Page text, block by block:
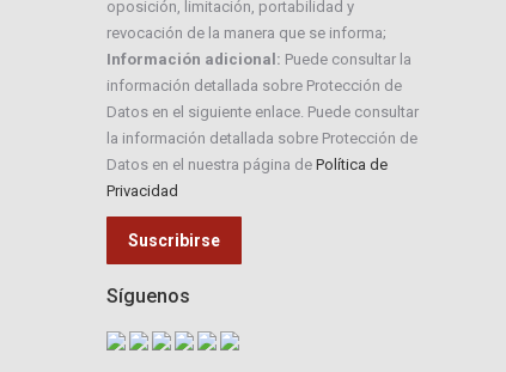
oposición, limitación, portabilidad y
revocación de la manera que se informa;
Información adicional: Puede consultar la
información detallada sobre Protección de
Datos en el siguiente enlace. Puede consultar
la información detallada sobre Protección de
Datos en el nuestra página de Política de
Privacidad
Síguenos